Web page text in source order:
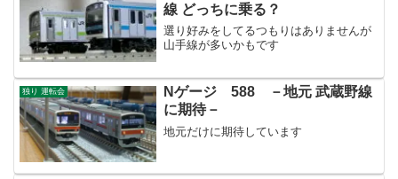
線 どっちに乗る？
選り好みをしてるつもりはありませんが
山手線が多いかもです
独り 運転会
Nゲージ 588 －地元 武蔵野線
に期待－
地元だけに期待しています